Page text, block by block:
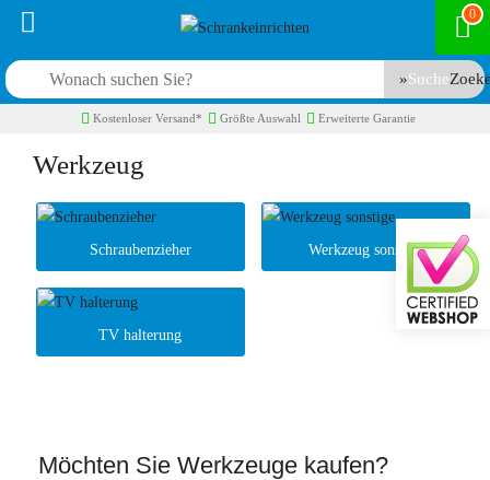
0
Suche
Kostenloser Versand* Größte Auswahl Erweiterte Garantie
Werkzeug
Möchten Sie Werkzeuge kaufen?
Schraubenzieher Werkzeug sonstige
TV halterung